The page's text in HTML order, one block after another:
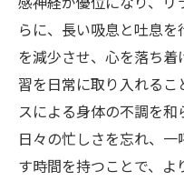
らに、長い吸息と吐息
を減少させ、心を落ち
習を日常に取り入れる
スによる身体の不調を和
日々の忙しさを忘れ、
す時間を持つことで、よ